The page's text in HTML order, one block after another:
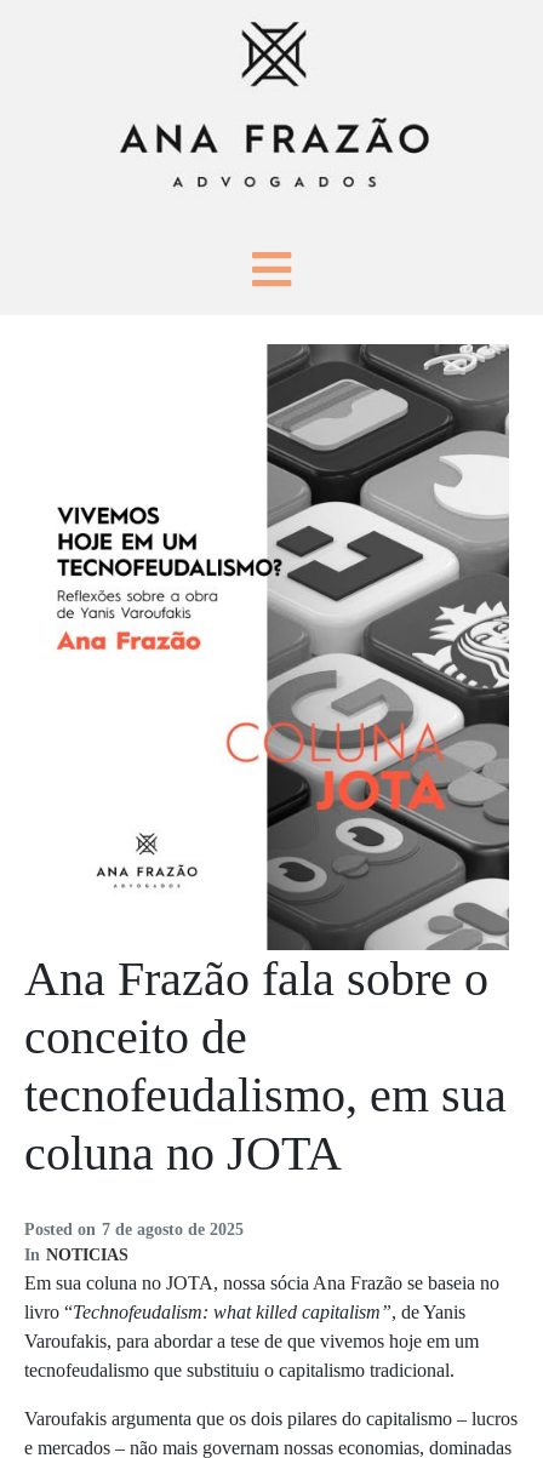
Posted on 7 de agosto de 2025
In NOTICIAS
Ana Frazão fala sobre o
conceito de
tecnofeudalismo, em sua
coluna no JOTA
Em sua coluna no JOTA, nossa sócia Ana Frazão se baseia no
livro “Technofeudalism: what killed capitalism”, de Yanis
Varoufakis, para abordar a tese de que vivemos hoje em um
tecnofeudalismo que substituiu o capitalismo tradicional.
Varoufakis argumenta que os dois pilares do capitalismo – lucros
e mercados – não mais governam nossas economias, dominadas